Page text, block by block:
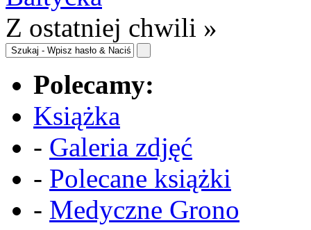
Z ostatniej chwili »
Polecamy:
Książka
- Galeria zdjęć
- Polecane książki
- Medyczne Grono